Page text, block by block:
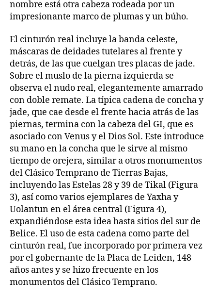
nombre está otra cabeza rodeada por un
impresionante marco de plumas y un búho.
El cinturón real incluye la banda celeste,
máscaras de deidades tutelares al frente y
detrás, de las que cuelgan tres placas de jade.
Sobre el muslo de la pierna izquierda se
observa el nudo real, elegantemente amarrado
con doble remate. La típica cadena de concha y
jade, que cae desde el frente hacia atrás de las
piernas, termina con la cabeza del GI, que es
asociado con Venus y el Dios Sol. Este introduce
su mano en la concha que le sirve al mismo
tiempo de orejera, similar a otros monumentos
del Clásico Temprano de Tierras Bajas,
incluyendo las Estelas 28 y 39 de Tikal (Figura
3), así como varios ejemplares de Yaxha y
Uolantun en el área central (Figura 4),
expandiéndose esta idea hasta sitios del sur de
Belice. El uso de esta cadena como parte del
cinturón real, fue incorporado por primera vez
por el gobernante de la Placa de Leiden, 148
años antes y se hizo frecuente en los
monumentos del Clásico Temprano.